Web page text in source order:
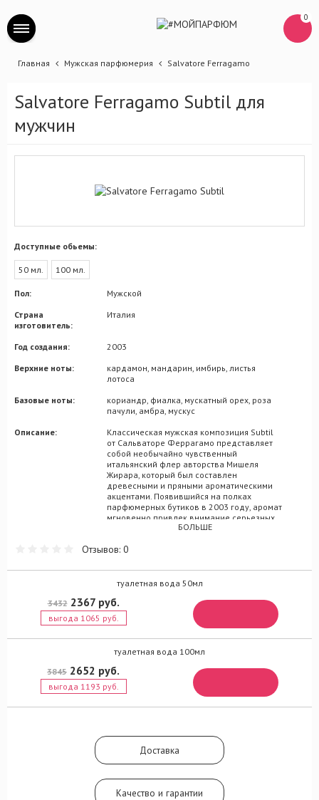
0
Главная Мужская парфюмерия Salvatore Ferragamo
Salvatore Ferragamo Subtil для
мужчин
Доступные обьемы:
50 мл. 100 мл.
Пол:
Мужской
Страна
изготовитель:
Италия
Год создания:
2003
Верхние ноты:
кардамон, мандарин, имбирь, листья
лотоса
Базовые ноты:
кориандр, фиалка, мускатный орех, роза
пачули, амбра, мускус
Описание:
Классическая мужская композиция Subtil
от Сальваторе Феррагамо представляет
собой необычайно чувственный
итальянский флер авторства Мишеля
Жирара, который был составлен
древесными и пряными ароматическими
акцентами. Появившийся на полках
парфюмерных бутиков в 2003 году, аромат
мгновенно привлек внимание серьезных
мужчин элегантного образа, стремящихся
роскошностью, утонченностью и
выглядеть благополучным, надежным и
целеустремленным, способным свернуть
кто его окружает. Добиться этому Мишелю
Жирару удалось с помощью аккордов
фиалки, имбиря, янтаря, полыни и т.д.
БОЛЬШЕ
Отзывов: 0
туалетная вода 50мл
34322367 руб.
выгода 1065 руб.
туалетная вода 100мл
3845 2652 руб.
выгода 1193 руб.
Доставка
Качество и гарантии